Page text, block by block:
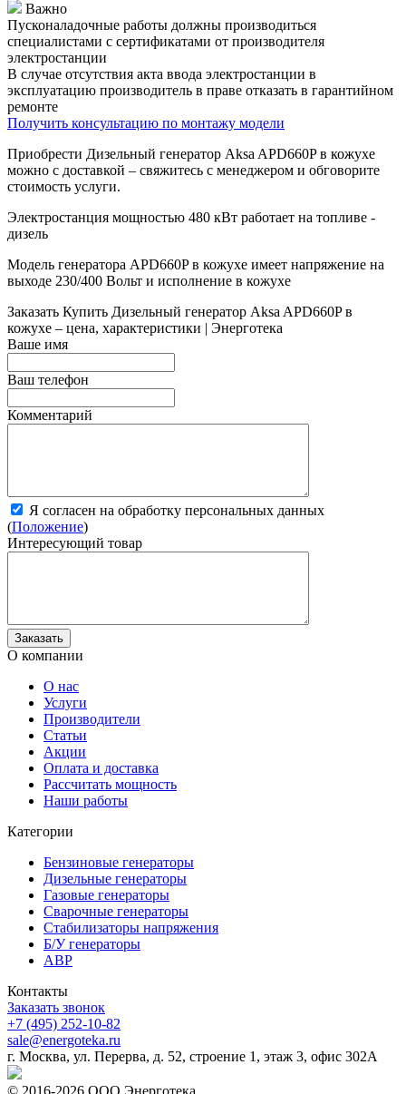
Важно
Пусконаладочные работы должны производиться
специалистами с сертификатами от производителя
электростанции
В случае отсутствия акта ввода электростанции в
эксплуатацию производитель в праве отказать в гарантийном
ремонте
Получить консультацию по монтажу модели
Приобрести Дизельный генератор Aksa APD660P в кожухе
можно с доставкой – свяжитесь с менеджером и обговорите
стоимость услуги.
Электростанция мощностью 480 кВт работает на топливе -
дизель
Модель генератора APD660P в кожухе имеет напряжение на
выходе 230/400 Вольт и исполнение в кожухе
Заказать Купить Дизельный генератор Aksa APD660P в
кожухе – цена, характеристики | Энерготека
Ваше имя
Ваш телефон
Комментарий
Я согласен на обработку персональных данных
(Положение)
Интересующий товар
О компании
О нас
Услуги
Производители
Статьи
Акции
Оплата и доставка
Рассчитать мощность
Наши работы
Категории
Бензиновые генераторы
Дизельные генераторы
Газовые генераторы
Сварочные генераторы
Стабилизаторы напряжения
Б/У генераторы
АВР
Контакты
Заказать звонок
+7 (495) 252-10-82
sale@energoteka.ru
г. Москва, ул. Перерва, д. 52, строение 1, этаж 3, офис 302А
© 2016-2026 ООО Энерготека